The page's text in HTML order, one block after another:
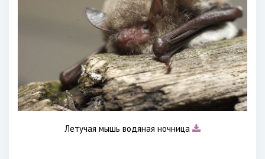
Летучая мышь водяная ночница